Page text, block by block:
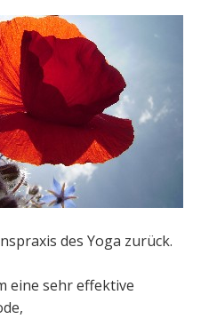
des Yoga zurück.
eine sehr effektive